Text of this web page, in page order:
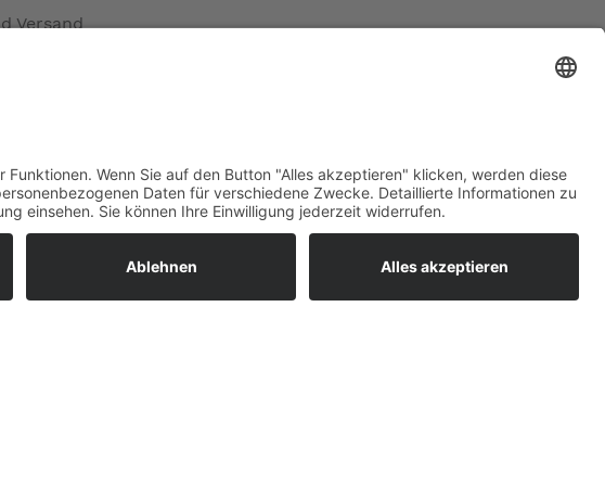
Freizeitfahrzeugs erlaubt
Versand
(Zelte)